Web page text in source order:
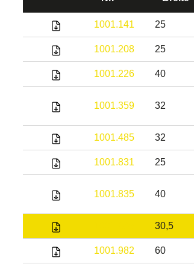
1001.141 25
1001.208 25
1001.226 40
1001.359 32
1001.485 32
1001.831 25
1001.835 40
30,5
1001.982 60